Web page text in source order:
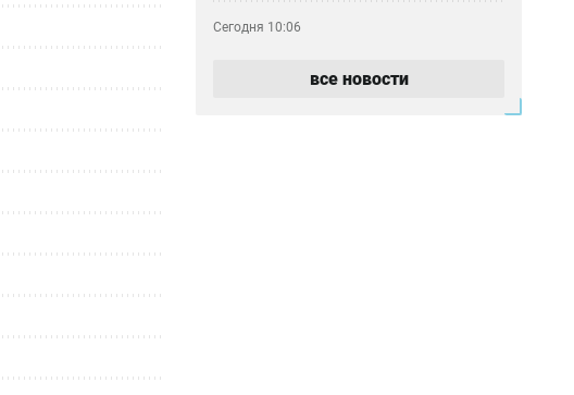
Сегодня 10:06
варианты учиться бесплатно есть
все новости